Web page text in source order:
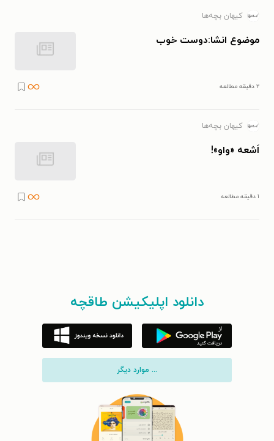
کیهان بچه‌ها
موضوع انشا:دوست خوب
۲ دقیقه مطالعه
کیهان بچه‌ها
اَشعه «واو»!
۱ دقیقه مطالعه
دانلود اپلیکیشن طاقچه
... موارد دیگر